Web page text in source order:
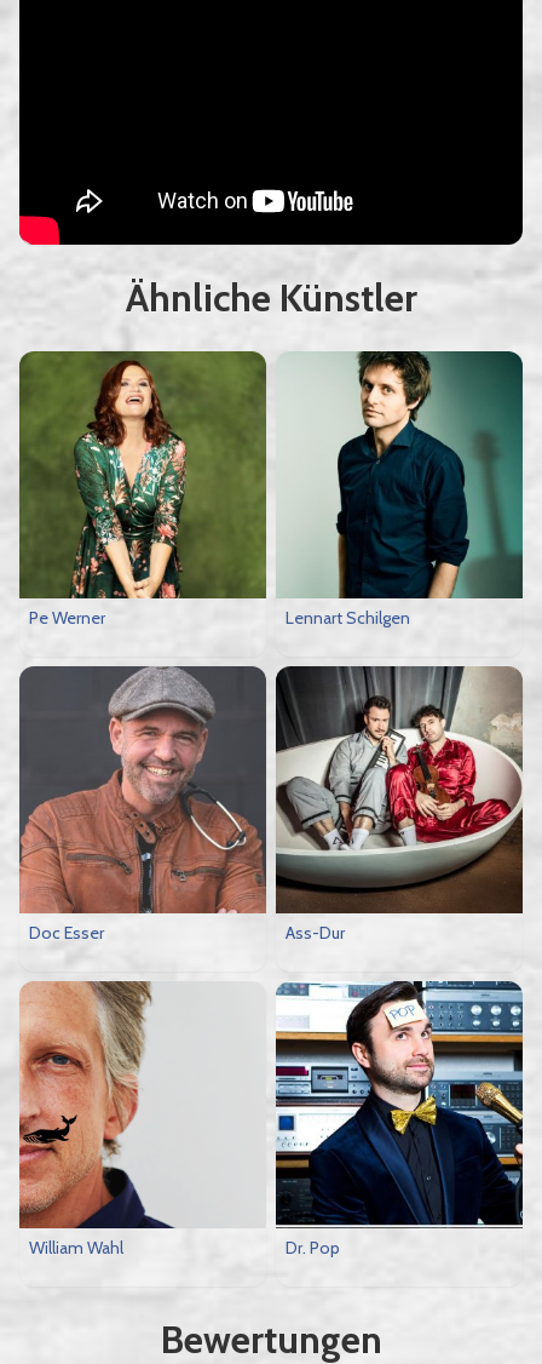
Ähnliche Künstler
Pe Werner Lennart Schilgen
Doc Esser Ass-Dur
William Wahl Dr. Pop
Bewertungen